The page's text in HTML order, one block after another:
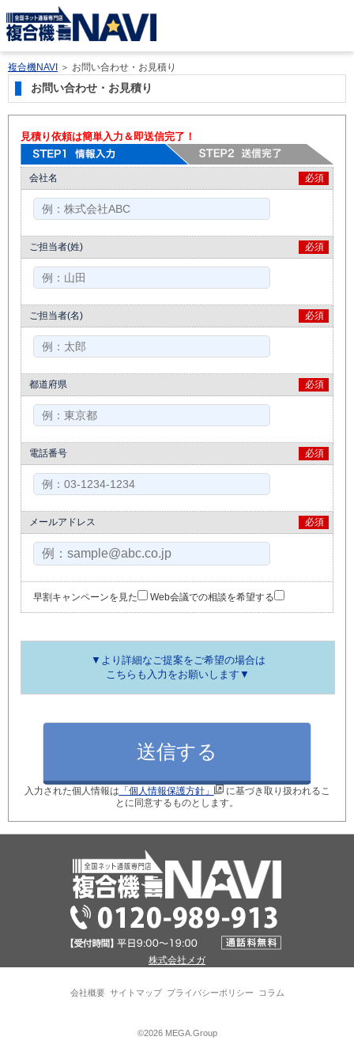
複合機NAVI ＞ お問い合わせ・お見積り
お問い合わせ・お見積り
見積り依頼は簡単入力＆即送信完了！
会社名 必須
ご担当者(姓) 必須
ご担当者(名) 必須
都道府県 必須
電話番号 必須
メールアドレス 必須
早割キャンペーンを見た Web会議での相談を希望する
▼より詳細なご提案をご希望の場合は
こちらも入力をお願いします▼
月間使用枚数_カラー
ご検討のきっかけ
※現在のコピー機の後継機種を選定します！
入力された個人情報は 「個人情報保護方針」
に基づき取り扱われるこ
とに同意するものとします。
株式会社メガ
会社概要 サイトマップ プライバシーポリシー コラム
©2026 MEGA.Group